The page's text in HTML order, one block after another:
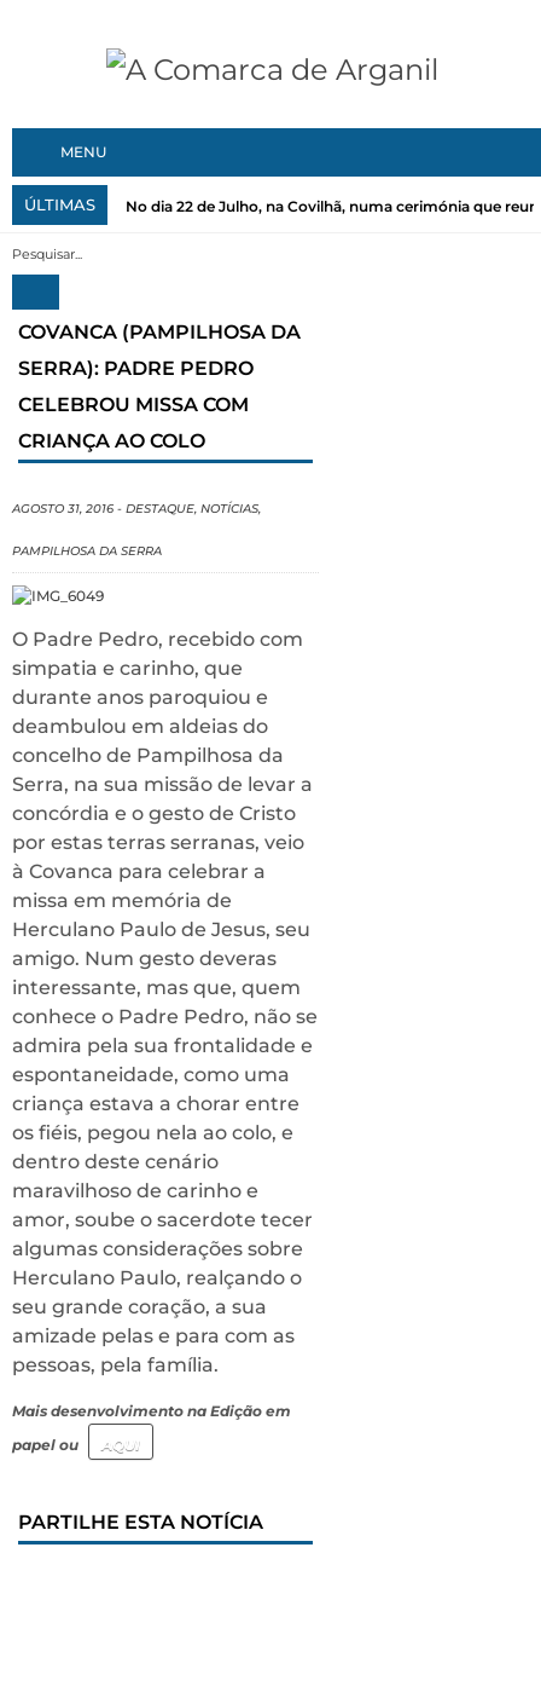
MENU
ÚLTIMAS No dia 22 de Julho, na Covilhã, numa cerimónia que
COVANCA (PAMPILHOSA DA
SERRA): PADRE PEDRO
CELEBROU MISSA COM
CRIANÇA AO COLO
AGOSTO 31, 2016 - DESTAQUE, NOTÍCIAS,
PAMPILHOSA DA SERRA
O Padre Pedro, recebido com
simpatia e carinho, que
durante anos paroquiou e
deambulou em aldeias do
concelho de Pampilhosa da
Serra, na sua missão de levar a
concórdia e o gesto de Cristo
por estas terras serranas, veio
à Covanca para celebrar a
missa em memória de
Herculano Paulo de Jesus, seu
amigo. Num gesto deveras
interessante, mas que, quem
conhece o Padre Pedro, não se
admira pela sua frontalidade e
espontaneidade, como uma
criança estava a chorar entre
os fiéis, pegou nela ao colo, e
dentro deste cenário
maravilhoso de carinho e
amor, soube o sacerdote tecer
algumas considerações sobre
Herculano Paulo, realçando o
seu grande coração, a sua
amizade pelas e para com as
pessoas, pela família.
Mais desenvolvimento na Edição em
papel ou
AQUI
PARTILHE ESTA NOTÍCIA